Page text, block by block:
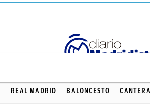
REAL MADRID BALONCESTO CANTERA